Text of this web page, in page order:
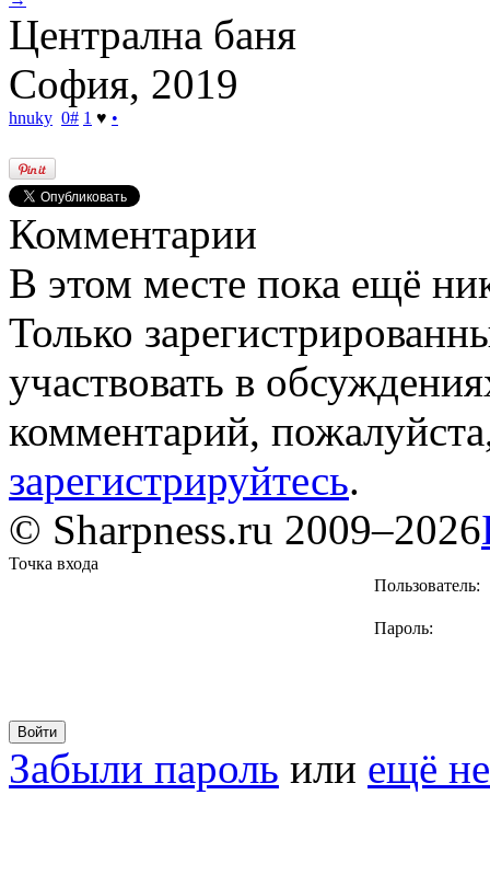
Централна баня
София, 2019
hnuky 0# 1 ♥ •
Комментарии
В этом месте пока ещё
Только
участвовать в
комментарий,
зарегистрируйтесь.
© Sharpness.ru 2009–2026
Точка входа
Пользователь:
Пароль:
Забыли пароль или ещё